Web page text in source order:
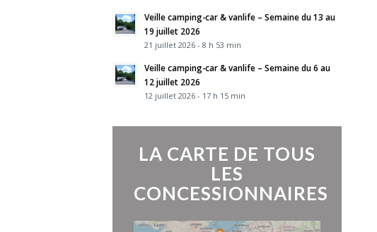
Veille camping-car & vanlife – Semaine du 13 au
19 juillet 2026
21 juillet 2026 - 8 h 53 min
Veille camping-car & vanlife – Semaine du 6 au
12 juillet 2026
12 juillet 2026 - 17 h 15 min
LA CARTE DE TOUS
LES
CONCESSIONNAIRES